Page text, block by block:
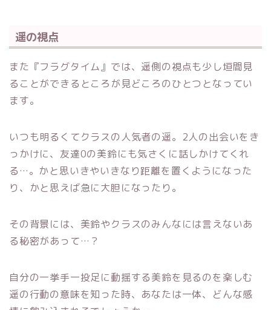
遥の視点
また『フラグタイム』では、遥側の視点も少し垣間見
ることができるところが見どころのひとつとなってい
ます。
いつも明るくてクラスの人気者の遥。2人の出会いをき
っかけに、友達0の美鈴にも気さくに話しかけてくれ
る…。かと思いきやいきなり距離を置くようになった
り、かと思えば急に大胆になったり。
その背景には、美鈴やクラスのみんなには言えないあ
る秘密があって…？
自分の一挙手一投足に動揺する美鈴を見るのを楽しむ
遥の行動の意味を知った時、あなたは一体、どんな感